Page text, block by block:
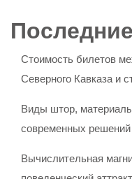
Стоимость билетов
Северного Кавказа и
Виды штор,
современных
Вычислительная